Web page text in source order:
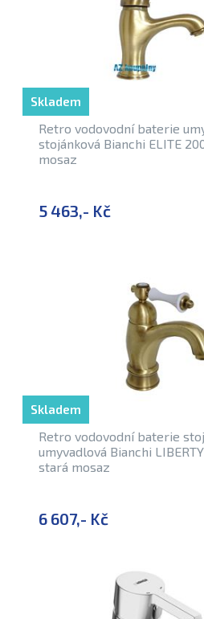
Retro vodovodní baterie
stojánková Bianchi ELITE
mosaz
5 463,- Kč
Skladem
Retro vodovodní baterie
umyvadlová Bianchi LIBERTY
stará mosaz
6 607,- Kč
Skladem